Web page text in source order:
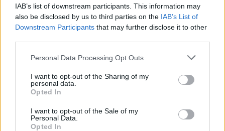
IAB’s list of downstream participants. This information may
also be disclosed by us to third parties on the IAB’s List of
Downstream Participants that may further disclose it to other
Personal Data Processing Opt Outs
I want to opt-out of the Sharing of my
personal data.
Opted In
I want to opt-out of the Sale of my
Personal Data.
Opted In